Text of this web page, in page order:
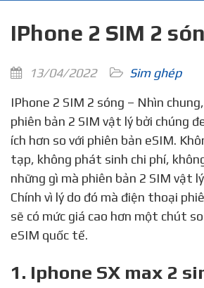
IPhone 2 SIM 2
13/04/2022
Sim ghép
IPhone 2 SIM 2 sóng – Nhìn chung, bạn nên chọn
phiên bản 2 SIM vật lý bởi chúng
ích hơn so với phiên bản eSIM.
tạp, không phát sinh chi phí,
những gì mà phiên bản 2 SIM vật
Chính vì lý do đó mà điện thoại
sẽ có mức giá cao hơn một chút
eSIM quốc tế.
1. Iphone SX max 2